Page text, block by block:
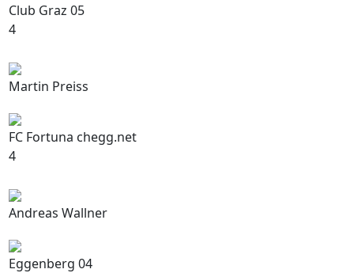
Club Graz 05
4
Martin Preiss
FC Fortuna chegg.net
4
Andreas Wallner
Eggenberg 04